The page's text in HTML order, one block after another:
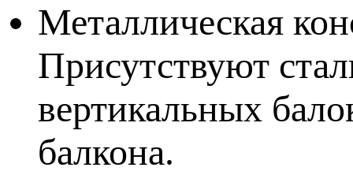
Металлическая
Присутствуют
вертикальных
балкона.